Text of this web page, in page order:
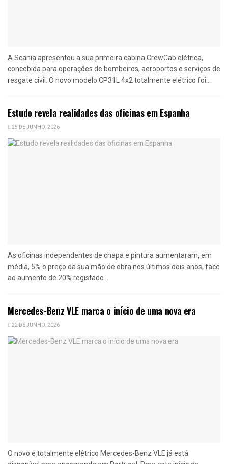
A Scania apresentou a sua primeira cabina CrewCab elétrica,
concebida para operações de bombeiros, aeroportos e serviços de
resgate civil. O novo modelo CP31L 4x2 totalmente elétrico foi...
Estudo revela realidades das oficinas em Espanha
25 DE JUNHO, 2026
As oficinas independentes de chapa e pintura aumentaram, em
média, 5% o preço da sua mão de obra nos últimos dois anos, face
ao aumento de 20% registado...
Mercedes-Benz VLE marca o início de uma nova era
22 DE JUNHO, 2026
O novo e totalmente elétrico Mercedes-Benz VLE já está